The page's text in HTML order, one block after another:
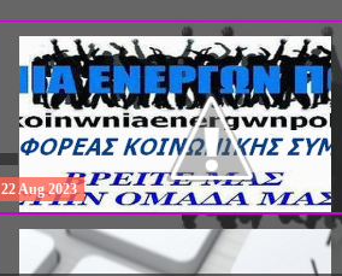
ΣΥΝΕΔΡΙΟ: «ΚΟΙΝΩΝΙΚΕΣ ΠΤΥΧΕΣ ΤΗΣ
ΦΡΟΝΤΙΔΑΣ», ΑΠΟ ΤΗΝ ΕΤΑΙΡΙΑ ΚΟΙΝΩΝΙΚΗΣ
ΨΥΧΙΑΤΡΙΚΗΣ Π. ΣΑΚΕΛΛΑΡΟΠΟΥΛΟΣ ΚΑΙ ΤΟ
EΥΡΩΠΑΪΚΟ ΔΙΚΤΥΟ ΦΟΡΕΩΝ ΨΥΧΙΚΗΣ
ΥΓΕΙΑΣ ΑSKLEPIOS
22Aug 2023